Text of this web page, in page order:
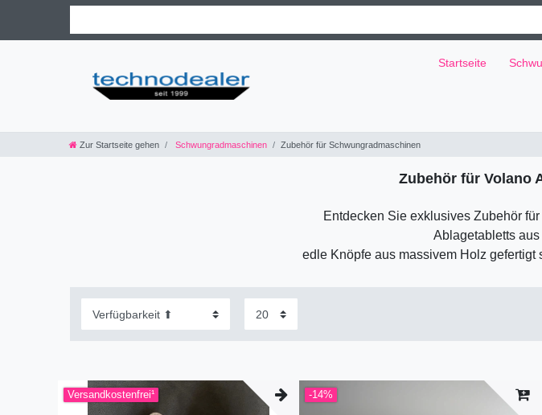
Startseite
Zur Startseite gehen Schwungradmaschinen Zubehör für Schwungradmaschinen
Zubehör für Volano
Entdecken Sie exklusives Zubehör
Ablagetabletts
edle Knöpfe aus massivem Holz
Versandkostenfrei¹ -14%